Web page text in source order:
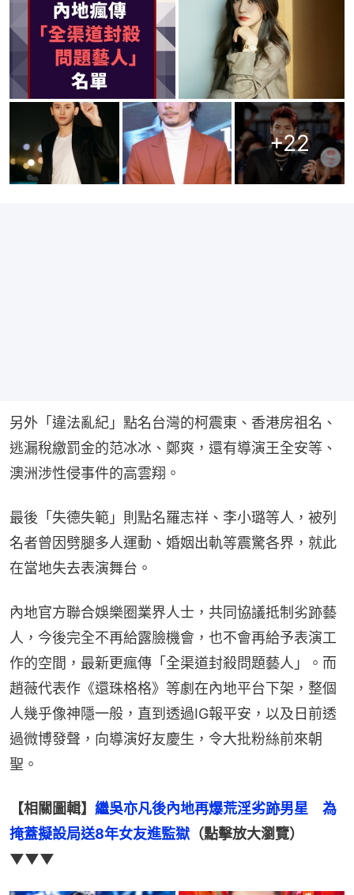
+22
另外「違法亂紀」點名台灣的柯震東、香港房祖名、
逃漏稅繳罰金的范冰冰、鄭爽，還有導演王全安等、
澳洲涉性侵事件的高雲翔。
最後「失德失範」則點名羅志祥、李小璐等人，被列
名者曾因劈腿多人運動、婚姻出軌等震驚各界，就此
在當地失去表演舞台。
內地官方聯合娛樂圈業界人士，共同協議抵制劣跡藝
人，今後完全不再給露臉機會，也不會再給予表演工
作的空間，最新更瘋傳「全渠道封殺問題藝人」。而
趙薇代表作《還珠格格》等劇在內地平台下架，整個
人幾乎像神隱一般，直到透過IG報平安，以及日前透
過微博發聲，向導演好友慶生，令大批粉絲前來朝
聖。
【相關圖輯】 繼吳亦凡後內地再爆荒淫劣跡男星　為
掩蓋擬設局送8年女友進監獄 （點擊放大瀏覽）
▼▼▼